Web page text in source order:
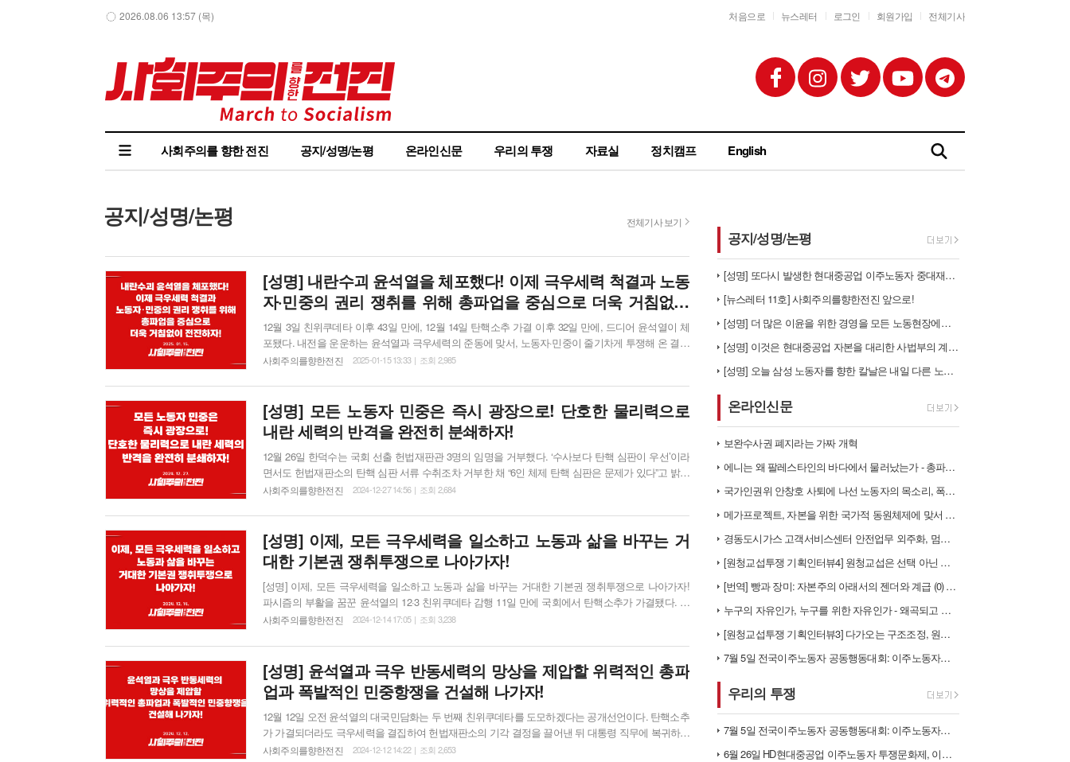
2026.08.06 13:57 (목) 처음으로 뉴스레터 로그인 회원가입 전체기사
사회주의를 향한 전진 공지/성명/논평 온라인신문 우리의 투쟁 자료실 정치캠프 English
공지/성명/논평 전체기사 보기
[성명] 내란수괴 윤석열을 체포했다! 이제 극우세력 척결과 노동
자·민중의 권리 쟁취를 위해 총파업을 중심으로 더욱 거침없이
전진하자!
12월 3일 친위쿠데타 이후 43일 만에, 12월 14일 탄핵소추 가결 이후 32일 만에, 드디어 윤석열이 체
포됐다. 내전을 운운하는 윤석열과 극우세력의 준동에 맞서, 노동자·민중이 줄기차게 투쟁해 온 결과
다. 그러나 윤석열 체포를 두고 마냥 기뻐할 수만은 없다. 국민의힘을 비롯해 윤석열의 극악무도한 친
왔던 노동자·민중의 삶은 아무것도 바뀌지 않았기 때문이다. 그러므로 윤석열 ...
사회주의를향한전진 2025-01-15 13:33 | 조회 2,985
[성명] 모든 노동자 민중은 즉시 광장으로! 단호한 물리력으로
내란 세력의 반격을 완전히 분쇄하자!
12월 26일 한덕수는 국회 선출 헌법재판관 3명의 임명을 거부했다. ‘수사보다 탄핵 심판이 우선’이라
면서도 헌법재판소의 탄핵 심판 서류 수취조차 거부한 채 “6인 체제 탄핵 심판은 문제가 있다”고 밝혀
온 윤석열과 합을 맞추는 짓거리다. 수단과 방법을 가리지 않고 탄핵 심판을 지연시키다 내년 4월 18
정협의체를 제안하며 재집권에만 골몰하던 민주당은 뒤늦게 내란 세력을 ...
사회주의를향한전진 2024-12-27 14:56 | 조회 2,684
[성명] 이제, 모든 극우세력을 일소하고 노동과 삶을 바꾸는 거
대한 기본권 쟁취투쟁으로 나아가자!
[성명] 이제, 모든 극우세력을 일소하고 노동과 삶을 바꾸는 거대한 기본권 쟁취투쟁으로 나아가자!
파시즘의 부활을 꿈꾼 윤석열의 12·3 친위쿠데타 감행 11일 만에 국회에서 탄핵소추가 가결됐다. 최
종 탄핵 여부를 전 민중이 아니라 소수 헌법재판관이 결정한다는 점에서 부르주아 정치제도의 한계
노동자 민중 투쟁의 성과이다. 탄핵소추로 대통령 권한이 정지됨으로써 제2의 친위쿠데타 위험이 일
단 사...
사회주의를향한전진 2024-12-14 17:05 | 조회 3,238
[성명] 윤석열과 극우 반동세력의 망상을 제압할 위력적인 총파
업과 폭발적인 민중항쟁을 건설해 나가자!
12월 12일 오전 윤석열의 대국민담화는 두 번째 친위쿠데타를 도모하겠다는 공개선언이다. 탄핵소추
가 가결되더라도 극우세력을 결집하여 헌법재판소의 기각 결정을 끌어낸 뒤 대통령 직무에 복귀하여
더욱 가공할 2차 친위쿠데타에 나서겠다는 작전계획 선포다. 끔찍하고 기가 막힌 망상이 아닐 수 없
사회주의를향한전진 2024-12-12 14:22 | 조회 2,653
공지/성명/논평
[성명] 또다시 발생한 현대중공업 이주노동자 중대재해 - 현대중공업과 한…
[뉴스레터 11호] 사회주의를향한전진 앞으로!
[성명] 더 많은 이윤을 위한 경영을 모든 노동현장에서 철폐하라
[성명] 이것은 현대중공업 자본을 대리한 사법부의 계급투쟁이다
[성명] 오늘 삼성 노동자를 향한 칼날은 내일 다른 노동자를 향한다
온라인신문
보완수사권 폐지라는 가짜 개혁
에니는 왜 팔레스타인의 바다에서 물러났는가 - 총파업, 항구 봉쇄, 국제…
국가인권위 안창호 사퇴에 나선 노동자의 목소리, 폭염처럼 쏟아지는 불평등…
메가프로젝트, 자본을 위한 국가적 동원체제에 맞서 어떻게 싸울 것인가?
경동도시가스 고객서비스센터 안전업무 외주화, 멈춰라!
[원청교섭투쟁 기획인터뷰4] 원청교섭은 선택 아닌 필수! 7.15 총파업…
[번역] 빵과 장미: 자본주의 아래서의 젠더와 계급 (0) 들어가며
누구의 자유인가, 누구를 위한 자유인가 - 왜곡되고 박제된 광주를 넘어
[원청교섭투쟁 기획인터뷰3] 다가오는 구조조정, 원청책임 부품·서열노동자…
7월 5일 전국이주노동자 공동행동대회: 이주노동자들이 노동조합 가입을 선…
우리의 투쟁
7월 5일 전국이주노동자 공동행동대회: 이주노동자들이 노동조합 가입을 선…
6월 26일 HD현대중공업 이주노동자 투쟁문화제, 이주노동자들의 함성과 …